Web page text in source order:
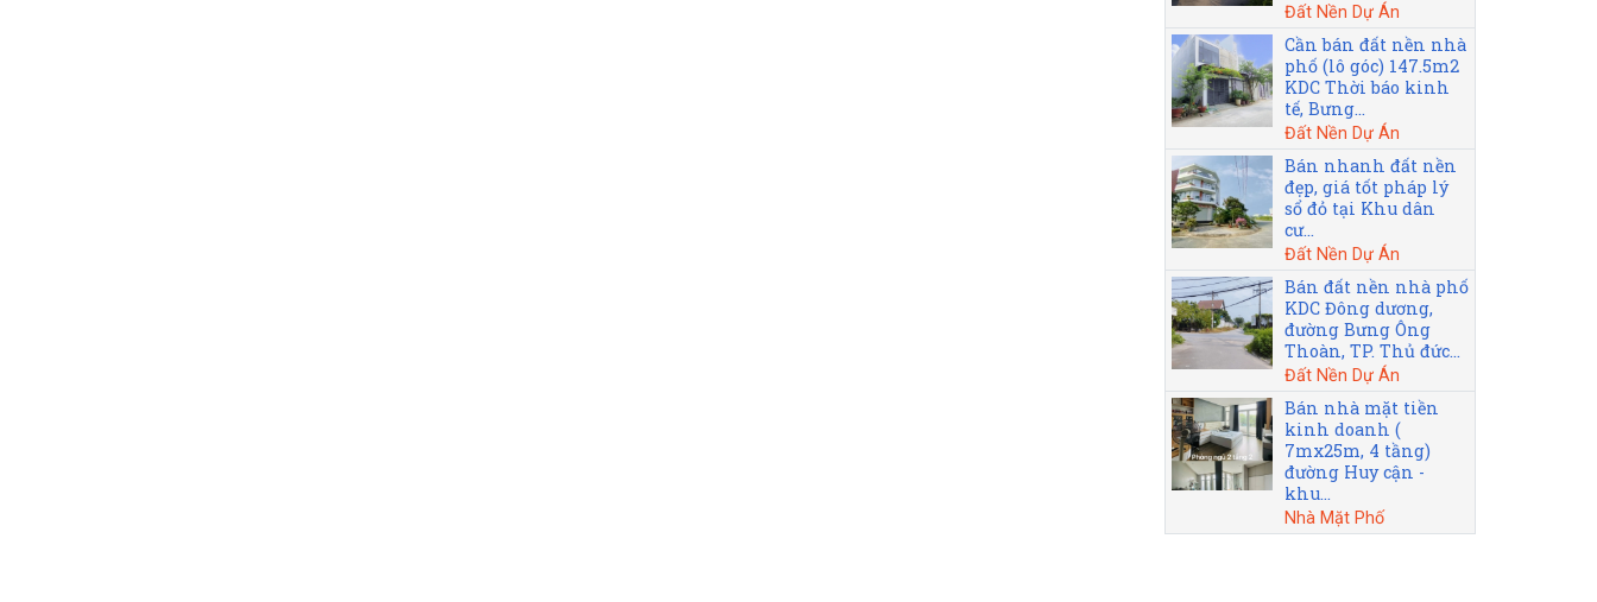
Đất Nền Dự Án
Cần bán đất nền nhà
phố (lô góc) 147.5m2
KDC Thời báo kinh
tế, Bưng...
Đất Nền Dự Án
Bán nhanh đất nền
đẹp, giá tốt pháp lý
sổ đỏ tại Khu dân
cư...
Đất Nền Dự Án
Bán đất nền nhà phố
KDC Đông dương,
đường Bưng Ông
Thoàn, TP. Thủ đức...
Đất Nền Dự Án
Bán nhà mặt tiền
kinh doanh (
7mx25m, 4 tầng)
đường Huy cận -
khu...
Nhà Mặt Phố